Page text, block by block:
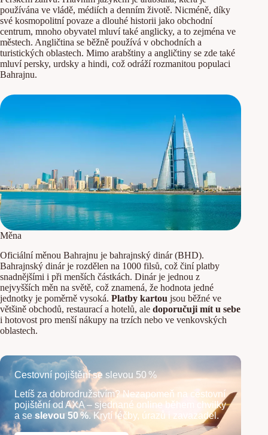
používána ve vládě, médiích a denním životě. Nicméně, díky
své kosmopolitní povaze a dlouhé historii jako obchodní
centrum, mnoho obyvatel mluví také anglicky, a to zejména ve
městech. Angličtina se běžně používá v obchodních a
turistických oblastech. Mimo arabštiny a angličtiny se zde také
mluví persky, urdsky a hindi, což odráží rozmanitou populaci
Bahrajnu.
Měna
Oficiální měnou Bahrajnu je bahrajnský dinár (BHD).
Bahrajnský dinár je rozdělen na 1000 filsů, což činí platby
snadnějšími i při menších částkách. Dinár je jednou z
nejvyšších měn na světě, což znamená, že hodnota jedné
jednotky je poměrně vysoká. Platby kartou jsou běžné ve
většině obchodů, restaurací a hotelů, ale doporučuji mít u sebe
i hotovost pro menší nákupy na trzích nebo ve venkovských
oblastech.
Cestovní pojištění se slevou 50 %
Letíš za dobrodružstvím? Nezapomeň na cestovní
pojištění od AXA – sjednané online během chvilky
a seslevou 50 %. Krytí léčby, úrazů i zavazadel.